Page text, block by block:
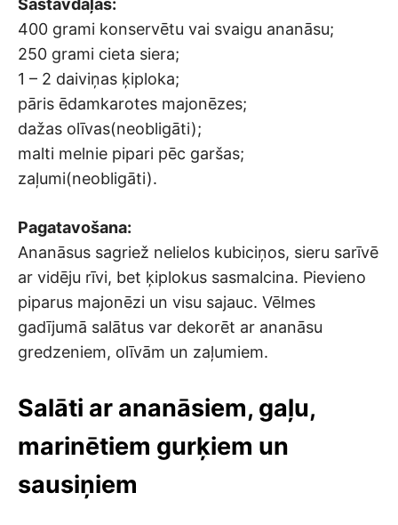
Sastāvdaļas:
400 grami konservētu vai svaigu ananāsu;
250 grami cieta siera;
1 – 2 daiviņas ķiploka;
pāris ēdamkarotes majonēzes;
dažas olīvas(neobligāti);
malti melnie pipari pēc garšas;
zaļumi(neobligāti).
Pagatavošana:
Ananāsus sagriež nelielos kubiciņos, sieru sarīvē
ar vidēju rīvi, bet ķiplokus sasmalcina. Pievieno
piparus majonēzi un visu sajauc. Vēlmes
gadījumā salātus var dekorēt ar ananāsu
gredzeniem, olīvām un zaļumiem.
Salāti ar ananāsiem, gaļu,
marinētiem gurķiem un
sausiņiem